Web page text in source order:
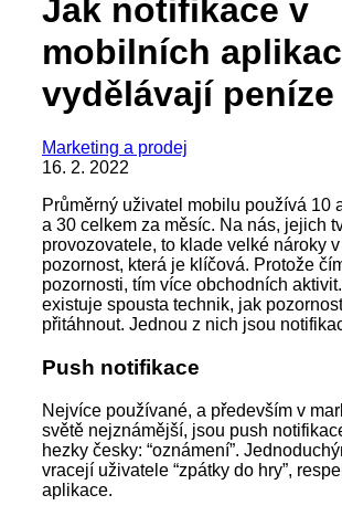
Jak notifikace v
mobilních
vydělávají peníze
Marketing a prodej
16. 2. 2022
Průměrný uživatel mobilu používá 10
a 30 celkem za měsíc. Na nás, jejich
provozovatele, to klade velké nároky
pozornost, která je klíčová. Protože
pozornosti, tím více obchodních
existuje spousta technik, jak
přitáhnout. Jednou z nich jsou
Push notifikace
Nejvíce používané, a především v
světě nejznámější, jsou push
hezky česky: “oznámení”.
vracejí uživatele “zpátky do hry”,
aplikace.